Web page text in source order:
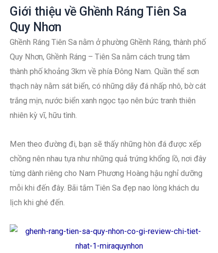
Giới thiệu về Ghềnh Ráng Tiên Sa
Quy Nhơn
Ghềnh Ráng Tiên Sa nằm ở phường Ghềnh Ráng, thành phố
Quy Nhơn, Ghềnh Ráng – Tiên Sa nằm cách trung tâm
thành phố khoảng 3km về phía Đông Nam. Quần thể sơn
thạch này nằm sát biển, có những dãy đá nhấp nhô, bờ cát
trắng mịn, nước biển xanh ngọc tạo nên bức tranh thiên
nhiên kỳ vĩ, hữu tình.
Men theo đường đi, bạn sẽ thấy những hòn đá được xếp
chồng nên nhau tựa như những quả trứng khổng lồ, nơi đây
từng dành riêng cho Nam Phương Hoàng hậu nghỉ dưỡng
mỗi khi đến đây. Bãi tắm Tiên Sa đẹp nao lòng khách du
lịch khi ghé đến.